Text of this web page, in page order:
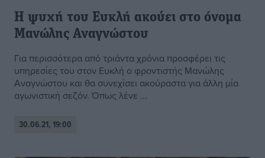
Η ψυχή του Ευκλή ακούει στο όνομα
Μανώλης Αναγνώστου
Για περισσότερα από τριάντα χρόνια προσφέρει τις
υπηρεσίες του στον Ευκλή ο φροντιστής Μανώλης
Αναγνώστου και θα συνεχίσει ακούραστα για άλλη μία
αγωνιστική σεζόν. Όπως λένε ...
30.06.21, 19:00